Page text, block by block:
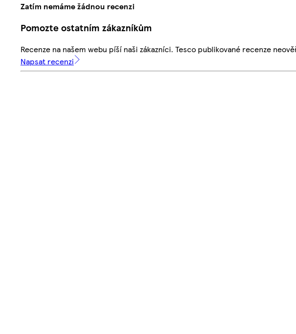
Zatím nemáme žádnou recenzi
Pomozte ostatním zákazníkům
Recenze na našem webu píší naši zákazníci. Tesco publikované recenze
Napsat recenzi